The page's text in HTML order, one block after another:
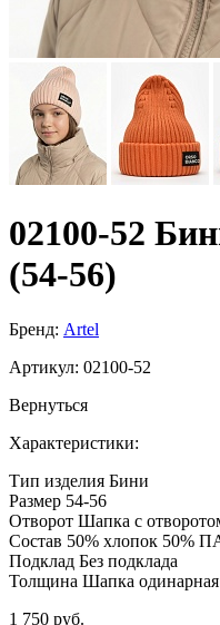
02100-52
(54-56)
Бренд: Artel
Артикул: 02100-52
Вернуться
Характеристики:
Тип изделия Бини
Размер 54-56
Отворот Шапка с
Состав 50% хлопок 50%
Подклад Без подклада
Толщина Шапка одинарная
1 750 руб.